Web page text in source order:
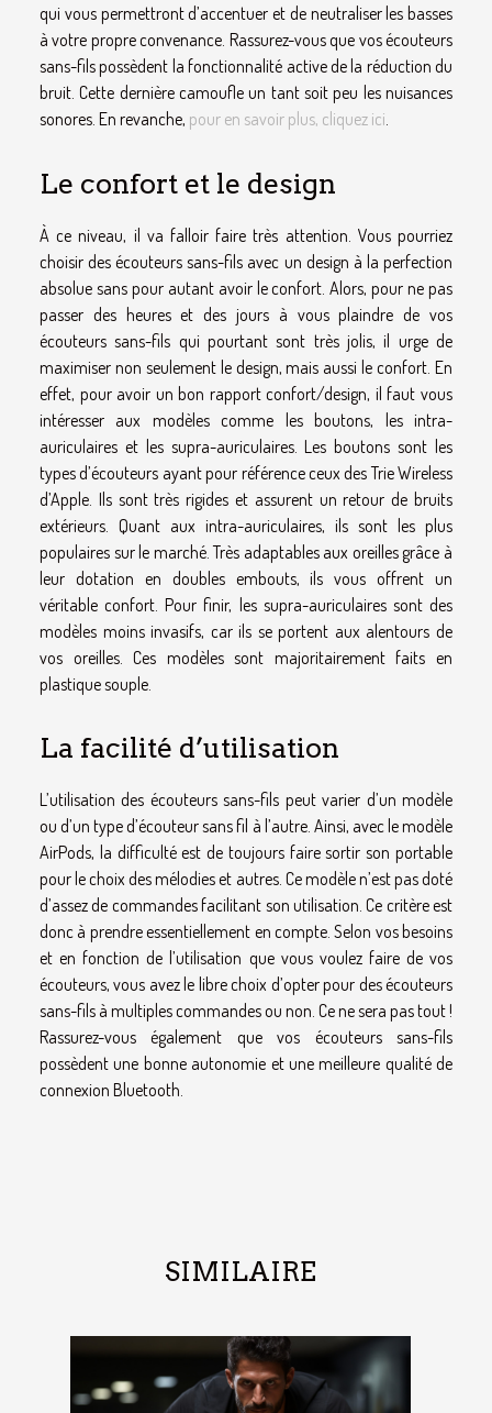
qui vous permettront d’accentuer et de neutraliser les basses
à votre propre convenance. Rassurez-vous que vos écouteurs
sans-fils possèdent la fonctionnalité active de la réduction du
bruit. Cette dernière camoufle un tant soit peu les nuisances
sonores. En revanche, pour en savoir plus, cliquez ici.
Le confort et le design
À ce niveau, il va falloir faire très attention. Vous pourriez
choisir des écouteurs sans-fils avec un design à la perfection
absolue sans pour autant avoir le confort. Alors, pour ne pas
passer des heures et des jours à vous plaindre de vos
écouteurs sans-fils qui pourtant sont très jolis, il urge de
maximiser non seulement le design, mais aussi le confort. En
effet, pour avoir un bon rapport confort/design, il faut vous
intéresser aux modèles comme les boutons, les intra-
auriculaires et les supra-auriculaires. Les boutons sont les
types d’écouteurs ayant pour référence ceux des Trie Wireless
d’Apple. Ils sont très rigides et assurent un retour de bruits
extérieurs. Quant aux intra-auriculaires, ils sont les plus
populaires sur le marché. Très adaptables aux oreilles grâce à
leur dotation en doubles embouts, ils vous offrent un
véritable confort. Pour finir, les supra-auriculaires sont des
modèles moins invasifs, car ils se portent aux alentours de
vos oreilles. Ces modèles sont majoritairement faits en
plastique souple.
La facilité d’utilisation
L’utilisation des écouteurs sans-fils peut varier d’un modèle
ou d’un type d’écouteur sans fil à l’autre. Ainsi, avec le modèle
AirPods, la difficulté est de toujours faire sortir son portable
pour le choix des mélodies et autres. Ce modèle n’est pas doté
d’assez de commandes facilitant son utilisation. Ce critère est
donc à prendre essentiellement en compte. Selon vos besoins
et en fonction de l’utilisation que vous voulez faire de vos
écouteurs, vous avez le libre choix d’opter pour des écouteurs
sans-fils à multiples commandes ou non. Ce ne sera pas tout !
Rassurez-vous également que vos écouteurs sans-fils
possèdent une bonne autonomie et une meilleure qualité de
connexion Bluetooth.
SIMILAIRE